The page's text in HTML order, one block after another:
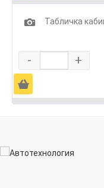
1
Табличка
- +
Ä